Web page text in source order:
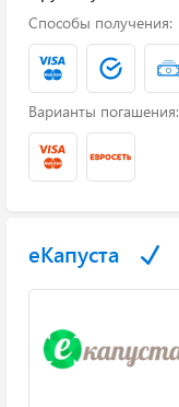
Способы получения:
Варианты погашения:
еКапуста